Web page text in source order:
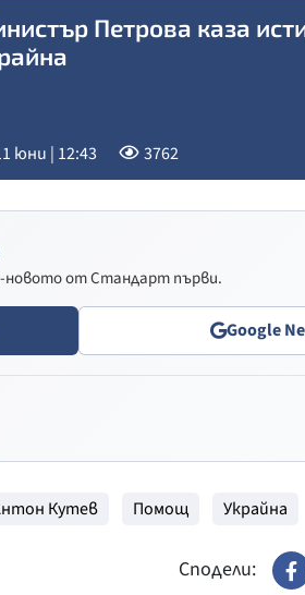
Петрова каза
юни | 12:43 3762
новото от Стандарт първи.
Google
Кутев Помощ Украйна
Сподели: